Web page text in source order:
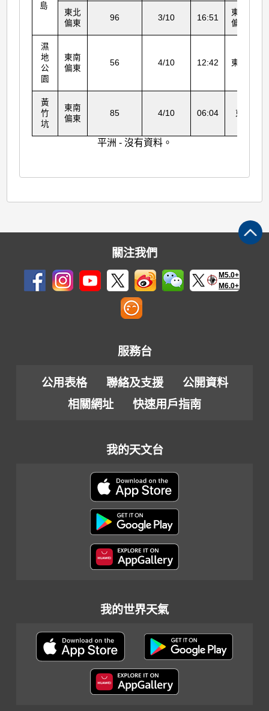
島
東北
偏東
96 3/10 16:51
東北
偏東
濕
地
公
園
東南
偏東
56 4/10 12:42 東南
黃
竹
坑
東南
偏東
85 4/10 06:04 東
平洲 - 沒有資料。
關注我們
M5.0+
M6.0+
服務台
公用表格 聯絡及支援
公開資料
相關網址
快速用戶指南
我的天文台
我的世界天氣